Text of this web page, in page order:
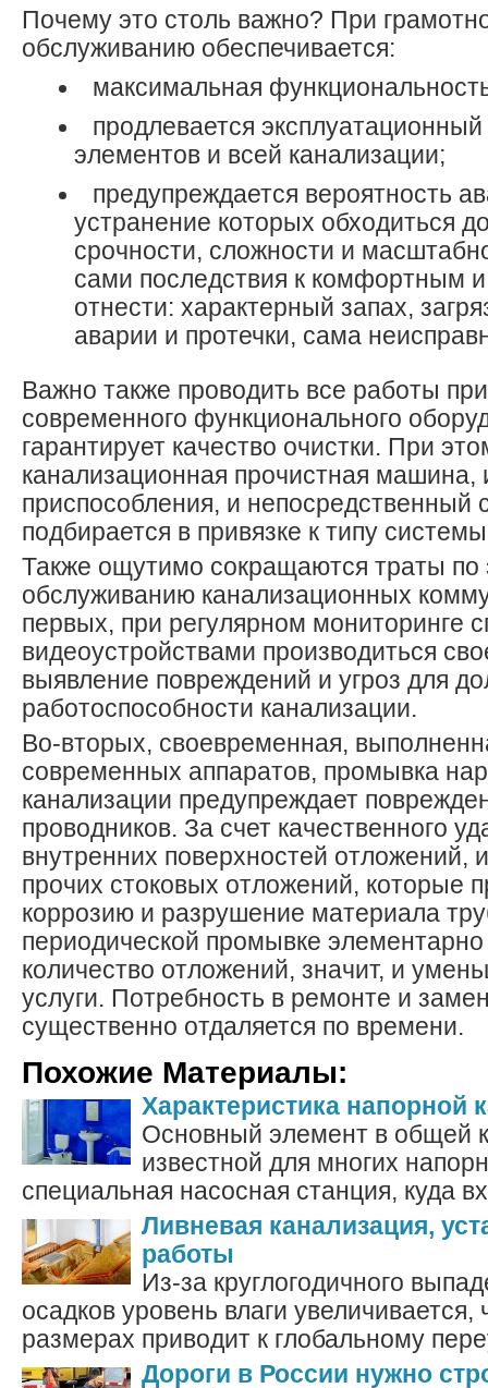
Почему это столь важно? При
обслуживанию обеспечивается:
максимальная
продлевается
элементов и всей канализации;
предупреждается вероятность
устранение которых обходиться
срочности, сложности и
сами последствия к комфортным
отнести: характерный запах,
аварии и протечки, сама
Важно также проводить все работы
современного функционального
гарантирует качество очистки. При
канализационная прочистная машина,
приспособления, и непосредственный
подбирается в привязке к типу
Также ощутимо сокращаются траты по
обслуживанию канализационных
первых, при регулярном мониторинге
видеоустройствами производиться
выявление повреждений и угроз для
работоспособности канализации.
Во-вторых, своевременная,
современных аппаратов, промывка
канализации предупреждает
проводников. За счет качественного
внутренних поверхностей отложений,
прочих стоковых отложений, которые
коррозию и разрушение материала
периодической промывке
количество отложений, значит, и
услуги. Потребность в ремонте и
существенно отдаляется по времени.
Похожие Материалы:
Характеристика напорной
Основный элемент в общей
известной для многих
специальная насосная станция, куда
Ливневая канализация,
работы
Из-за круглогодичного
осадков уровень влаги
размерах приводит к глобальному
Дороги в России нужно